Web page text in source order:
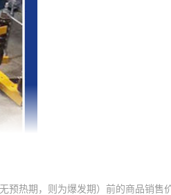
预热期，则为爆发期）前的商品销售